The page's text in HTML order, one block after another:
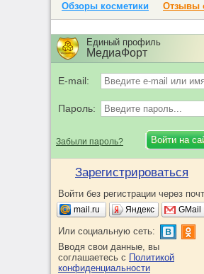
Обзоры косметики Отзывы
Единый профиль
МедиаФорт
E-mail:
Пароль:
Забыли пароль?
Зарегистрироваться
Войти без регистрации через
mail.ru Яндекс GMail
Или социальную сеть:
Вводя свои данные, вы
соглашаетесь с Политикой
конфиденциальности